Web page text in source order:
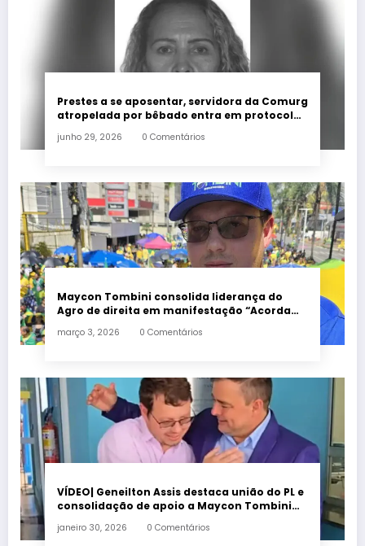
Prestes a se aposentar, servidora da Comurg
atropelada por bêbado entra em protocolo
junho 29, 2026 0 Comentários
Maycon Tombini consolida liderança do
Agro de direita em manifestação “Acorda
março 3, 2026 0 Comentários
VÍDEO| Geneilton Assis destaca união do PL e
consolidação de apoio a Maycon Tombini
janeiro 30, 2026 0 Comentários